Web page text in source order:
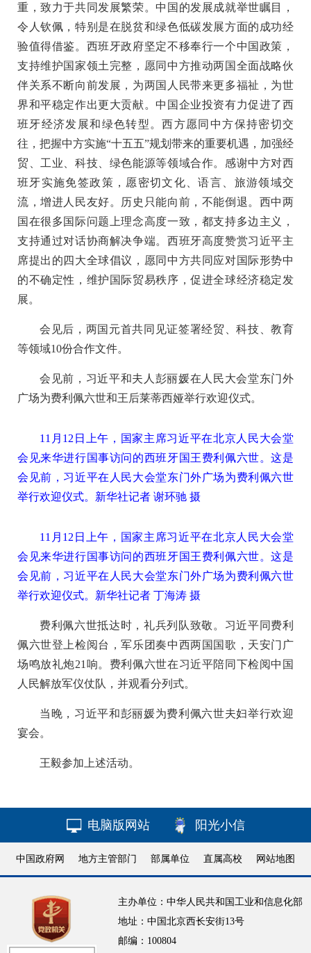
重，致力于共同发展繁荣。中国的发展成就举世瞩目，
令人钦佩，特别是在脱贫和绿色低碳发展方面的成功经
验值得借鉴。西班牙政府坚定不移奉行一个中国政策，
支持维护国家领土完整，愿同中方推动两国全面战略伙
伴关系不断向前发展，为两国人民带来更多福祉，为世
界和平稳定作出更大贡献。中国企业投资有力促进了西
班牙经济发展和绿色转型。西方愿同中方保持密切交
往，把握中方实施“十五五”规划带来的重要机遇，加强经
贸、工业、科技、绿色能源等领域合作。感谢中方对西
班牙实施免签政策，愿密切文化、语言、旅游领域交
流，增进人民友好。历史只能向前，不能倒退。西中两
国在很多国际问题上理念高度一致，都支持多边主义，
支持通过对话协商解决争端。西班牙高度赞赏习近平主
席提出的四大全球倡议，愿同中方共同应对国际形势中
的不确定性，维护国际贸易秩序，促进全球经济稳定发
展。
会见后，两国元首共同见证签署经贸、科技、教育
等领域10份合作文件。
会见前，习近平和夫人彭丽媛在人民大会堂东门外
广场为费利佩六世和王后莱蒂西娅举行欢迎仪式。
11月12日上午，国家主席习近平在北京人民大会堂
会见来华进行国事访问的西班牙国王费利佩六世。这是
会见前，习近平在人民大会堂东门外广场为费利佩六世
举行欢迎仪式。新华社记者 谢环驰 摄
11月12日上午，国家主席习近平在北京人民大会堂
会见来华进行国事访问的西班牙国王费利佩六世。这是
会见前，习近平在人民大会堂东门外广场为费利佩六世
举行欢迎仪式。新华社记者 丁海涛 摄
费利佩六世抵达时，礼兵列队致敬。习近平同费利
佩六世登上检阅台，军乐团奏中西两国国歌，天安门广
场鸣放礼炮21响。费利佩六世在习近平陪同下检阅中国
人民解放军仪仗队，并观看分列式。
当晚，习近平和彭丽媛为费利佩六世夫妇举行欢迎
宴会。
王毅参加上述活动。
电脑版网站 阳光小信
中国政府网 地方主管部门 部属单位 直属高校 网站地图
主办单位：中华人民共和国工业和信息化部
地址：中国北京西长安街13号
邮编：100804